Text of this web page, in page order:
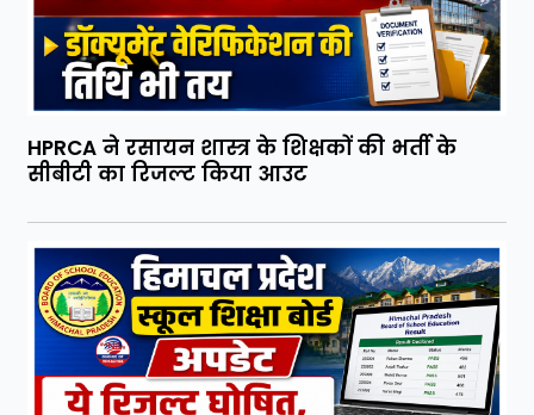
HPRCA ने रसायन शास्त्र के शिक्षकों की भर्ती के
सीबीटी का रिजल्ट किया आउट